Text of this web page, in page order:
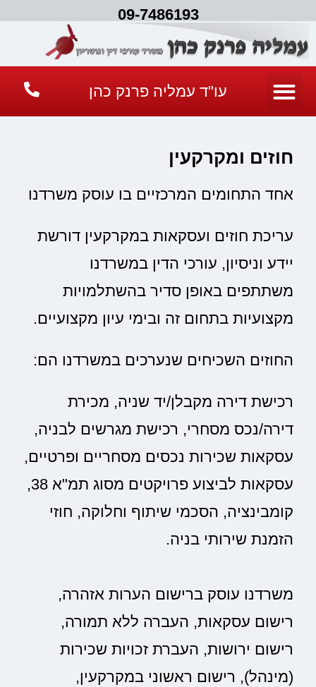
09-7486193
עו"ד עמליה פרנק כהן
חוזים ומקרקעין
אחד התחומים המרכזיים בו עוסק משרדנו
עריכת חוזים ועסקאות במקרקעין דורשת
יידע וניסיון, עורכי הדין במשרדנו
משתתפים באופן סדיר בהשתלמויות
מקצועיות בתחום זה ובימי עיון מקצועיים.
החוזים השכיחים שנערכים במשרדנו הם:
רכישת דירה מקבלן/יד שניה, מכירת
דירה/נכס מסחרי, רכישת מגרשים לבניה,
עסקאות שכירות נכסים מסחריים ופרטיים,
עסקאות לביצוע פרויקטים מסוג תמ"א 38,
קומבינציה, הסכמי שיתוף וחלוקה, חוזי
הזמנת שירותי בניה.
משרדנו עוסק ברישום הערות אזהרה,
רישום עסקאות, העברה ללא תמורה,
רישום ירושות, העברת זכויות שכירות
(מינהל), רישום ראשוני במקרקעין,